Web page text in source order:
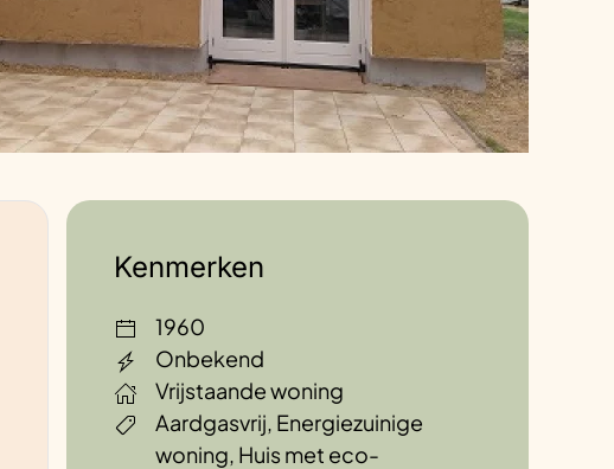
Kenmerken
1960
Onbekend
Vrijstaande woning
Aardgasvrij, Energiezuinige
woning, Huis met eco-